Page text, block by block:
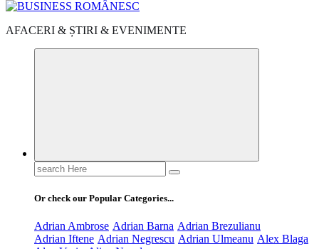
AFACERI & ȘTIRI & EVENIMENTE
Search
for:
Or check our Popular Categories...
Adrian Ambrose Adrian Barna Adrian Brezulianu
Adrian Iftene Adrian Negrescu Adrian Ulmeanu Alex Blaga